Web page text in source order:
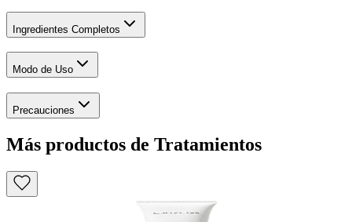
Ingredientes Completos
Modo de Uso
Precauciones
Más productos de Tratamientos